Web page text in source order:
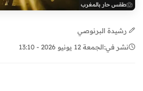
طقس حار بالمغرب
رشيدة البرنوصي
نشر في:الجمعة 12 يونيو 2026 - 13:10